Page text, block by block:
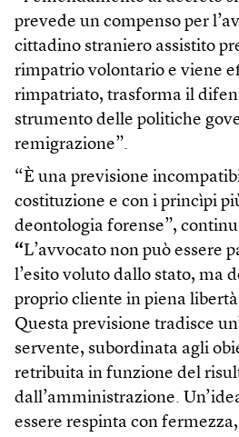
prevede un compenso per
cittadino straniero assistito
rimpatrio volontario e viene
rimpatriato, trasforma il
strumento delle politiche
remigrazione”.
“È una previsione
costituzione e con i princìpi
deontologia forense”,
“L’avvocato non può essere
l’esito voluto dallo stato, ma
proprio cliente in piena
Questa previsione tradisce
servente, subordinata agli
retribuita in funzione del
dall’amministrazione.
essere respinta con